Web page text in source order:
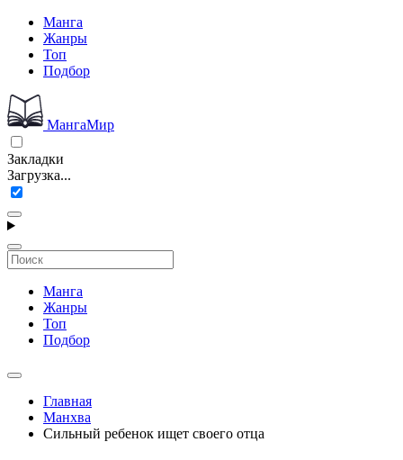
Манга
Жанры
Топ
Подбор
МангаМир
Закладки
Загрузка...
Манга
Жанры
Топ
Подбор
Главная
Манхва
Сильный ребенок ищет своего отца